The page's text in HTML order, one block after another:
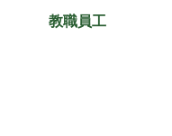
教職員工